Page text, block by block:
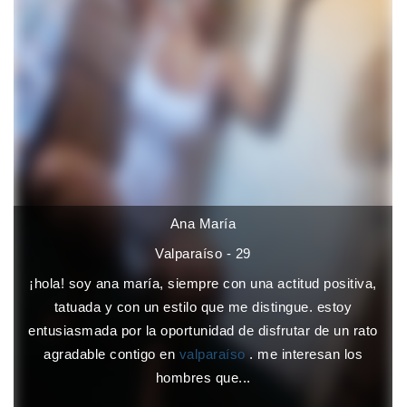
Ana María
Valparaíso - 29
¡hola! soy ana maría, siempre con una actitud positiva,
tatuada y con un estilo que me distingue. estoy
entusiasmada por la oportunidad de disfrutar de un rato
agradable contigo en valparaíso . me interesan los
hombres que...